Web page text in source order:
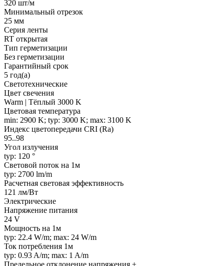
320 шт/м
Минимальный отрезок
25 мм
Серия ленты
RT открытая
Тип герметизации
Без герметизации
Гарантийный срок
5 год(а)
Светотехнические
Цвет свечения
Warm | Тёплый 3000 K
Цветовая температура
min: 2900 K; typ: 3000 K; max: 3100 K
Индекс цветопередачи CRI (Ra)
95..98
Угол излучения
typ: 120 °
Световой поток на 1м
typ: 2700 lm/m
Расчетная световая эффективность
121 лм/Вт
Электрические
Напряжение питания
24 V
Мощность на 1м
typ: 22.4 W/m; max: 24 W/m
Ток потребления 1м
typ: 0.93 A/m; max: 1 A/m
Предельное отклонение напряжения ±